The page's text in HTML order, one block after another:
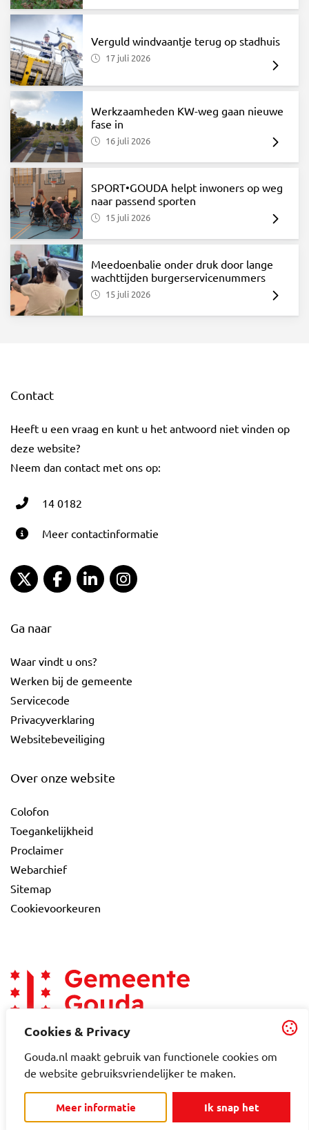
Cookies & Privacy
Gouda.nl maakt gebruik van functionele cookies om
de website gebruiksvriendelijker te maken.
Meer informatie Ik snap het
Verguld windvaantje terug op stadhuis
17 juli 2026
Werkzaamheden KW-weg gaan nieuwe
fase in
16 juli 2026
SPORT•GOUDA helpt inwoners op weg
naar passend sporten
15 juli 2026
Meedoenbalie onder druk door lange
wachttijden burgerservicenummers
15 juli 2026
Contact
Heeft u een vraag en kunt u het antwoord niet vinden op
deze website?
Neem dan contact met ons op:
14 0182
Meer contactinformatie
Gemeente Gouda Twitter
Gemeente Gouda Facebook
Gemeente Gouda LinkedIn
Ga naar
Waar vindt u ons?
Werken bij de gemeente
Servicecode
Privacyverklaring
Websitebeveiliging
Over onze website
Colofon
Toegankelijkheid
Proclaimer
Webarchief
Sitemap
Cookievoorkeuren